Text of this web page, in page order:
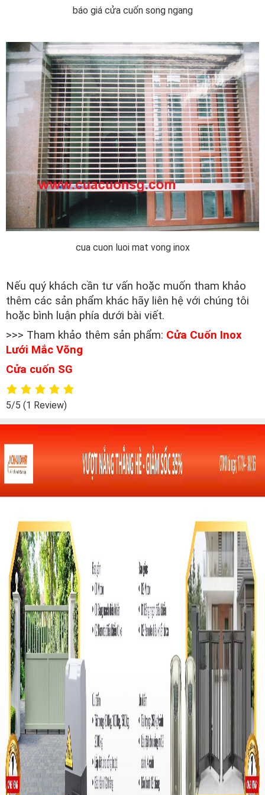
báo giá cửa cuốn song ngang
cua cuon luoi mat vong inox
Nếu quý khách cần tư vấn hoặc muốn tham khảo
thêm các sản phẩm khác hãy liên hệ với chúng tôi
hoặc bình luận phía dưới bài viết.
>>> Tham khảo thêm sản phẩm: Cửa Cuốn Inox
Lưới Mắc Võng
Cửa cuốn SG
5/5 (1 Review)